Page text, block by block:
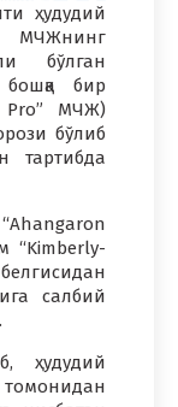
ҳудудий
МЧЖнинг
бўлган
бошқа бир
Pro” МЧЖ)
бўлиб
тартибда
“Kimberly-
салбий
ҳудудий